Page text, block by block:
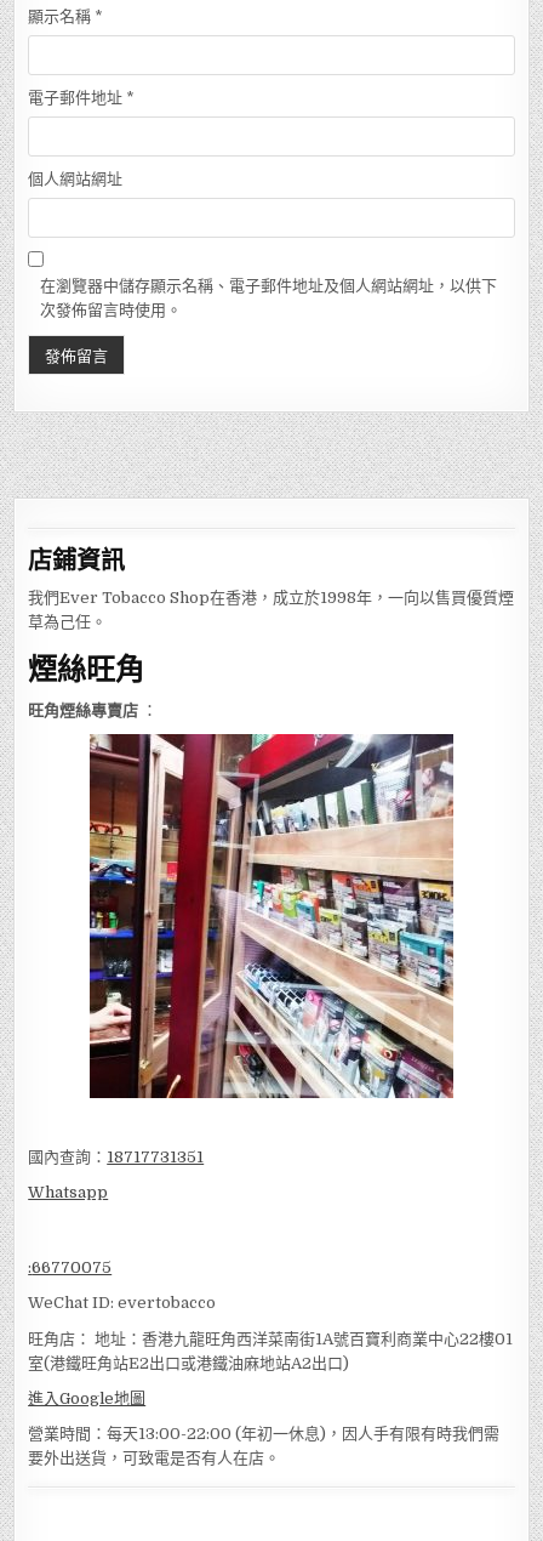
顯示名稱 *
電子郵件地址 *
個人網站網址
在瀏覽器中儲存顯示名稱、電子郵件地址及個人網站網址，以供下
次發佈留言時使用。
店鋪資訊
我們Ever Tobacco Shop在香港，成立於1998年，一向以售買優質煙
草為己任。
煙絲旺角
旺角煙絲專賣店 ：
國內查詢： 18717731351
Whatsapp
WeChat ID: evertobacco
旺角店： 地址：香港九龍旺角西洋菜南街1A號百寶利商業中心22樓01
進入Google地圖
營業時間：每天13:00-22:00 (年初一休息)，因人手有限有時我們需